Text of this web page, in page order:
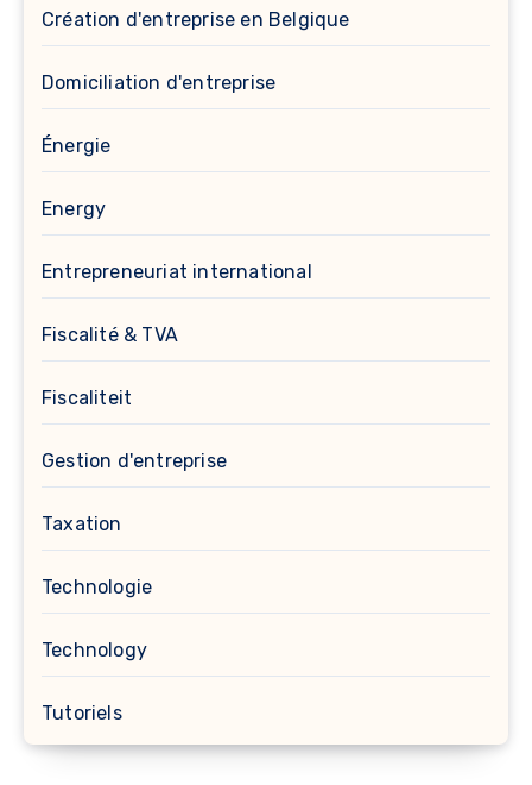
Création d'entreprise en Belgique
Domiciliation d'entreprise
Énergie
Energy
Entrepreneuriat international
Fiscalité & TVA
Fiscaliteit
Gestion d'entreprise
Taxation
Technologie
Technology
Tutoriels